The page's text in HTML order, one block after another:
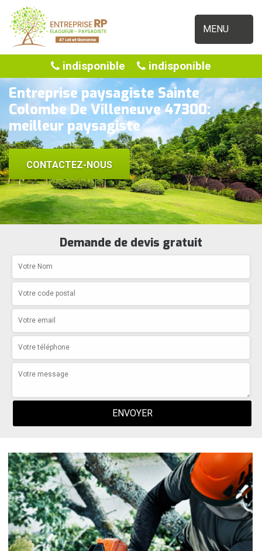
MENU
indisponible indisponible
Entreprise paysagiste Sainte
Colombe De Villeneuve 47300:
meilleur paysagiste
CONTACTEZ-NOUS
Demande de devis gratuit